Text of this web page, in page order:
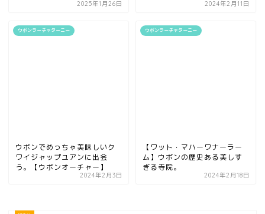
2025年1月26日 2024年2月11日
ウボンラーチャターニー
ウボンでめっちゃ美味しいク
ワイジャップユアンに出会
う。【ウボンオーチャー】
2024年2月3日
ウボンラーチャターニー
【ワット・マハーワナーラー
ム】ウボンの歴史ある美しす
ぎる寺院。
2024年2月18日